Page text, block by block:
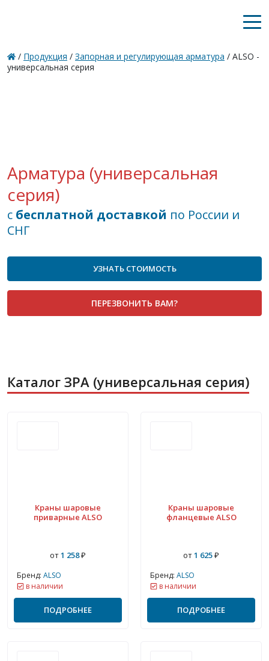
/ Продукция / Запорная и регулирующая арматура / ALSO -
универсальная серия
Арматура (универсальная
серия)
с бесплатной доставкой по России и
СНГ
УЗНАТЬ СТОИМОСТЬ
ПЕРЕЗВОНИТЬ ВАМ?
Каталог ЗРА (универсальная серия)
Краны шаровые
приварные ALSO
от1 258₽
Бренд: ALSO
в наличии
ПОДРОБНЕЕ
Краны шаровые
фланцевые ALSO
от1 625₽
Бренд: ALSO
в наличии
ПОДРОБНЕЕ